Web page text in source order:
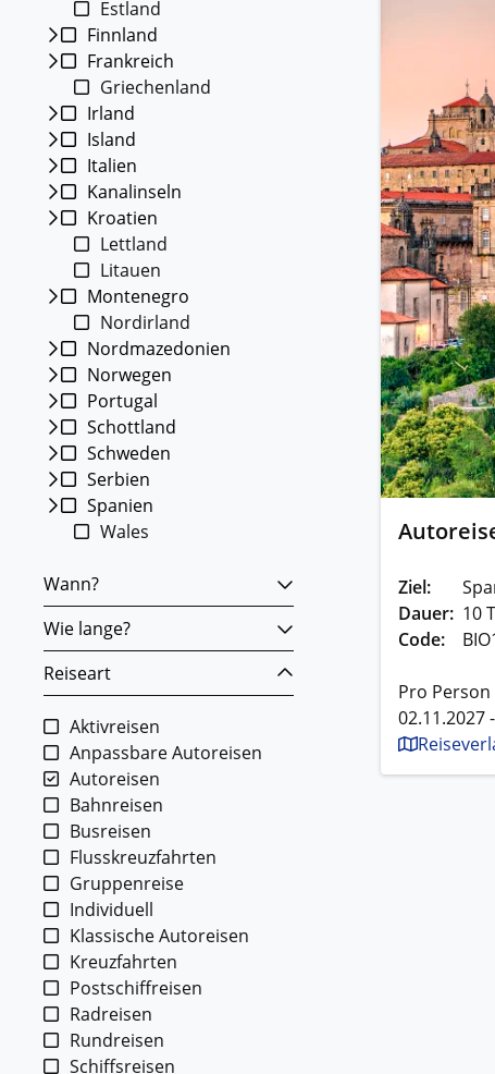
Alle
Estland
Finnland
Frankreich
Griechenland
Irland
Island
Italien
Kanalinseln
Kroatien
Lettland
Litauen
Montenegro
Nordirland
Nordmazedonien
Norwegen
Portugal
Schottland
Schweden
Serbien
Spanien
Wales
Wann?
Wie lange?
Reiseart
Aktivreisen
Anpassbare Autoreisen
Autoreisen
Bahnreisen
Busreisen
Flusskreuzfahrten
Gruppenreise
Individuell
Klassische Autoreisen
Kreuzfahrten
Postschiffreisen
Radreisen
Rundreisen
Schiffsreisen
Ziel:
Dauer: 10
Code:
Pro
02.11.2027